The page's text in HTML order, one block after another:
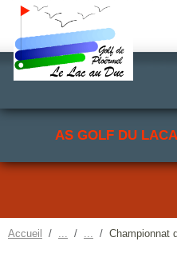
AS GOLF DU
Accueil Championnat
Panneau de gestion des